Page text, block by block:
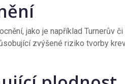
jako je například Turnerův či
zvýšené riziko tvorby